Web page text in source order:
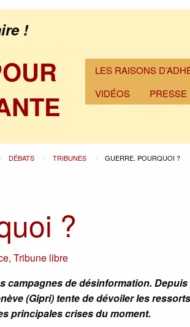
!
LES RAISONS
VIDÉOS
PRESSE
DÉBATS TRIBUNES GUERRE. POURQUOI ?
?
,Tribune libre
campagnes de désinformation.
(Gipri) tente de dévoiler les
principales crises du moment.